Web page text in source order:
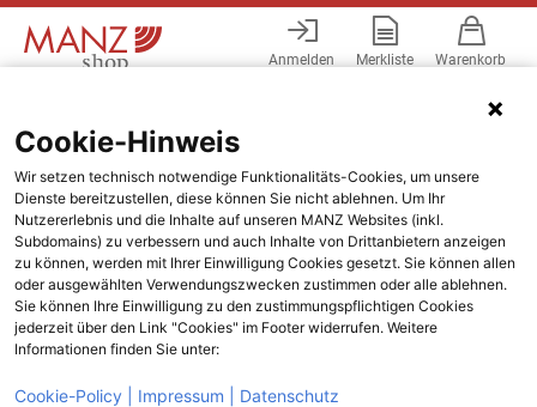
Anmelden Merkliste Warenkorb
Cookie-Hinweis
Wir setzen technisch notwendige Funktionalitäts-Cookies, um unsere
Dienste bereitzustellen, diese können Sie nicht ablehnen. Um Ihr
Nutzererlebnis und die Inhalte auf unseren MANZ Websites (inkl.
Subdomains) zu verbessern und auch Inhalte von Drittanbietern anzeigen
zu können, werden mit Ihrer Einwilligung Cookies gesetzt. Sie können allen
oder ausgewählten Verwendungszwecken zustimmen oder alle ablehnen.
Sie können Ihre Einwilligung zu den zustimmungspflichtigen Cookies
jederzeit über den Link "Cookies" im Footer widerrufen. Weitere
Informationen finden Sie unter:
Cookie-Policy | Impressum | Datenschutz